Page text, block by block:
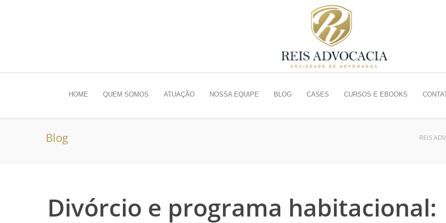
HOME QUEM SOMOS ATUAÇÃO NOSSA EQUIPE BLOG CASES CURSOS E EBOOKS
Blog REIS
Divórcio e programa habitacional: